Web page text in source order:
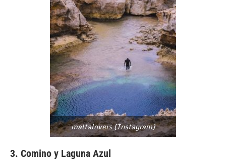
maltalovers (Instagram)
3. Comino y Laguna Azul